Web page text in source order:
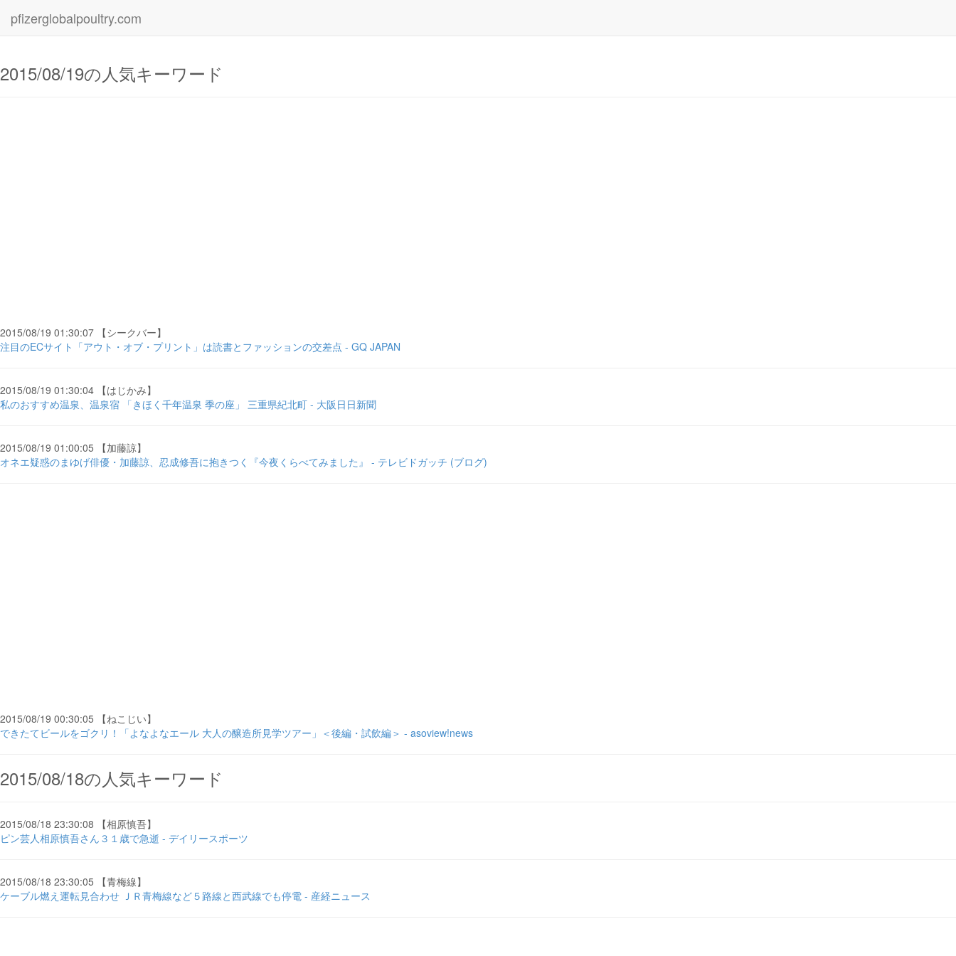
pfizerglobalpoultry.com
2015/08/19の人気キーワード
2015/08/19 01:30:07 【シークバー】
注目のECサイト「アウト・オブ・プリント」は読書とファッションの交差点 - GQ JAPAN
2015/08/19 01:30:04 【はじかみ】
私のおすすめ温泉、温泉宿 「きほく千年温泉 季の座」 三重県紀北町 - 大阪日日新聞
2015/08/19 01:00:05 【加藤諒】
オネエ疑惑のまゆげ俳優・加藤諒、忍成修吾に抱きつく『今夜くらべてみました』 - テレビドガッチ (ブログ)
2015/08/19 00:30:05 【ねこじい】
できたてビールをゴクリ！「よなよなエール 大人の醸造所見学ツアー」＜後編・試飲編＞ - asoview!news
2015/08/18の人気キーワード
2015/08/18 23:30:08 【相原慎吾】
ピン芸人相原慎吾さん３１歳で急逝 - デイリースポーツ
2015/08/18 23:30:05 【青梅線】
ケーブル燃え運転見合わせ ＪＲ青梅線など５路線と西武線でも停電 - 産経ニュース